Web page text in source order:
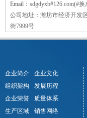
Email： sdgdyxb#126.com(#换
公司地址： 潍坊市经济开发
街7999号
企业简介
企业文化
组织架构
发展历程
企业荣誉
质量体系
生产区域
销售网络